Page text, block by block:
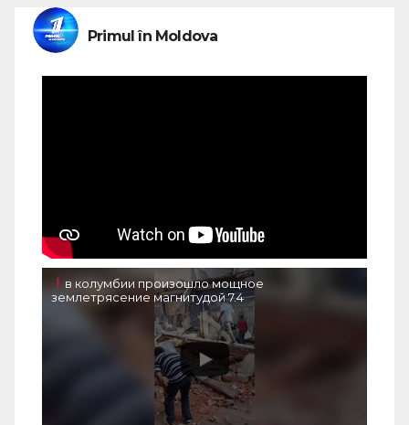
Primul în Moldova
в колумбии произошло мощное
землетрясение магнитудой 7.4